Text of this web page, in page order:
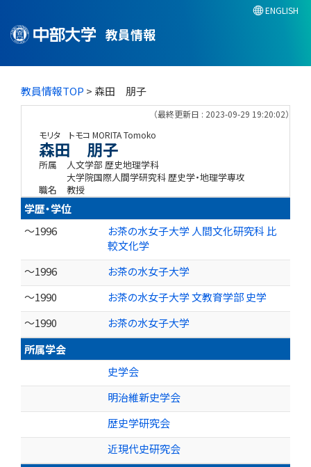
教員情報
ENGLISH
教員情報TOP > 森田 朋子
（最終更新日 : 2023-09-29 19:20:02）
モリタ トモコ MORITA Tomoko
森田 朋子
所属
人文学部 歴史地理学科
大学院国際人間学研究科 歴史学・地理学専攻
職名
教授
学歴・学位
～1996
お茶の水女子大学 人間文化研究科 比
較文化学
～1996
お茶の水女子大学
～1990
お茶の水女子大学 文教育学部 史学
～1990
お茶の水女子大学
所属学会
史学会
明治維新史学会
歴史学研究会
近現代史研究会